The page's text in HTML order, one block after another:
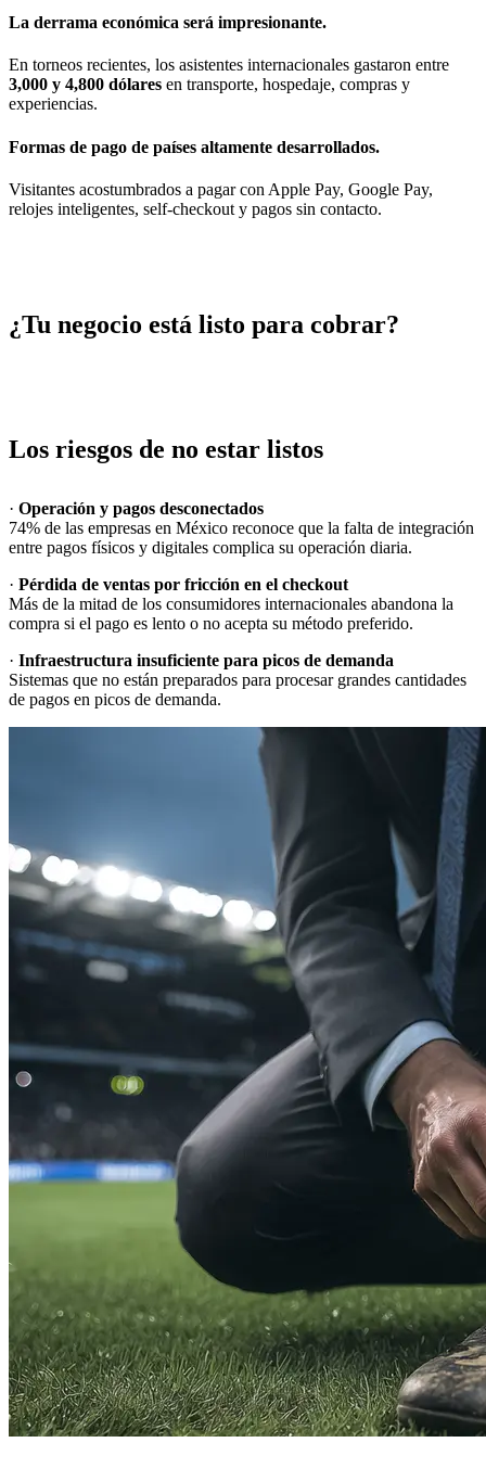
La derrama económica será impresionante.
En torneos recientes, los asistentes internacionales gastaron entre
3,000 y 4,800 dólares en transporte, hospedaje, compras y
experiencias.
Formas de pago de países altamente desarrollados.
Visitantes acostumbrados a pagar con Apple Pay, Google Pay,
relojes inteligentes, self-checkout y pagos sin contacto.
¿Tu negocio está listo para cobrar?
Los riesgos de no estar listos
· Operación y
74% de las empresas en México reconoce que la falta de integración
entre pagos físicos y digitales complica su operación diaria.
·
Más de la mitad de los consumidores internacionales abandona la
compra si el pago es lento o no acepta su método preferido.
·
Sistemas que no están preparados para procesar grandes cantidades
de pagos en picos de demanda.